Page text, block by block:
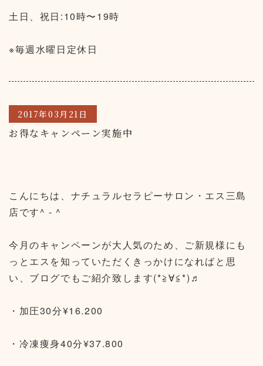
土日、祝日:10時〜19時
※毎週水曜日定休日
2017年03月21日
お得なキャンペーン実施中
こんにちは、ナチュラルセラピーサロン・エス三島
店です^ - ^
今月のキャンペーンが大人気のため、ご新規様にも
っとエスを知っていただくきっかけになればと思
い、ブログでもご紹介致します(*≧∀≦*)♬
・加圧30分¥16.200
・冷凍痩身40分¥37.800